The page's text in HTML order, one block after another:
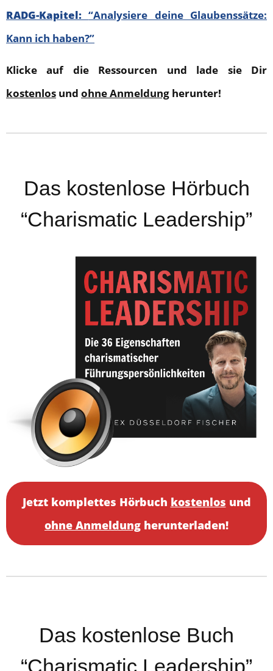
RADG-Kapitel:“Analysiere deine Glaubenssätze:
Kann ich haben?”
Klicke auf die Ressourcen und lade sie Dir
kostenlos und ohne Anmeldung herunter!
Das kostenlose Hörbuch
“Charismatic Leadership”
Jetzt komplettes Hörbuch kostenlos und
ohne Anmeldung herunterladen!
Das kostenlose Buch
“Charismatic Leadership”